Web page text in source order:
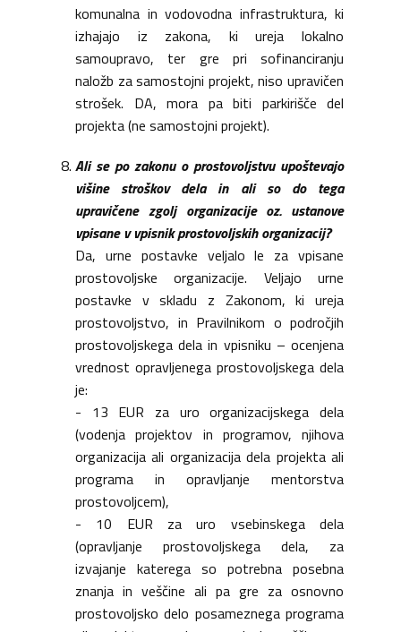
komunalna in vodovodna infrastruktura, ki
izhajajo iz zakona, ki ureja lokalno
samoupravo, ter gre pri sofinanciranju
naložb za samostojni projekt, niso upravičen
strošek. DA, mora pa biti parkirišče del
projekta (ne samostojni projekt).
Ali se po zakonu o prostovoljstvu upoštevajo
višine stroškov dela in ali so do tega
upravičene zgolj organizacije oz. ustanove
vpisane v vpisnik prostovoljskih organizacij?
Da, urne postavke veljalo le za vpisane
prostovoljske organizacije. Veljajo urne
postavke v skladu z Zakonom, ki ureja
prostovoljstvo, in Pravilnikom o področjih
prostovoljskega dela in vpisniku – ocenjena
vrednost opravljenega prostovoljskega dela
je:
- 13 EUR za uro organizacijskega dela
(vodenja projektov in programov, njihova
organizacija ali organizacija dela projekta ali
programa in opravljanje mentorstva
prostovoljcem),
- 10 EUR za uro vsebinskega dela
(opravljanje prostovoljskega dela, za
izvajanje katerega so potrebna posebna
znanja in veščine ali pa gre za osnovno
prostovoljsko delo posameznega programa